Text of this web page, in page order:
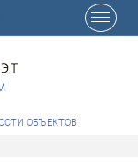
ОБЪЕКТОВ